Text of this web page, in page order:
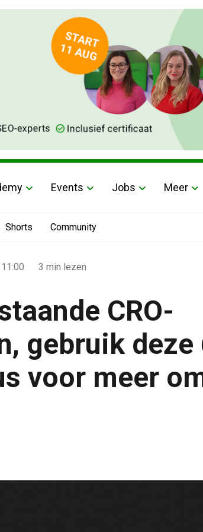
Events Jobs Meer
Shorts Community
gebruik deze 6-stappencyclus voor meer omzet
3 min lezen
CRO-
gebruik deze
voor meer